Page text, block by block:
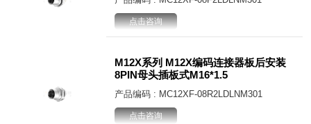
点击咨询
M12X系列 M12X编码连接器板后安装
8PIN母头插板式M16*1.5
产品编码 : MC12XF-08R2LDLNM301
点击咨询